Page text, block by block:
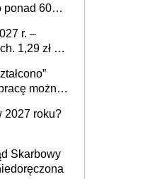
ponad 60
r. –
1,29 zł za
można
2027 roku?
Skarbowy